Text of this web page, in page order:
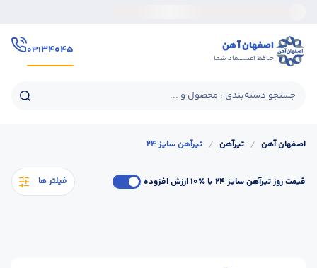
اصفهان آهن
حـافظ اعتــــــماد شما
۳۴۰۴۵۰۳۱
جستجو دسته‌بندی ، محصول و ...
اصفهان آهن / تیرآهن / تیرآهن سایز 24
فیلتر ها قیمت روز تیرآهن سایز 24 با ٪۱۰ ارزش افزوده